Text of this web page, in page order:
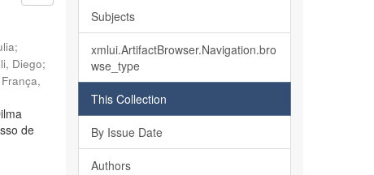
;
Diego;
França,
de
Subjects
xmlui.ArtifactBrowser.Navigation.bro
wse_type
This Collection
By Issue Date
Authors